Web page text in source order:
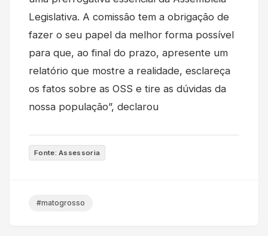
Legislativa. A comissão tem a obrigação de
fazer o seu papel da melhor forma possível
para que, ao final do prazo, apresente um
relatório que mostre a realidade, esclareça
os fatos sobre as OSS e tire as dúvidas da
nossa população”, declarou
Fonte: Assessoria
#matogrosso